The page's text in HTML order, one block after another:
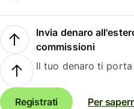
Invia denaro
commissioni
Il tuo denaro ti
Registrati Per